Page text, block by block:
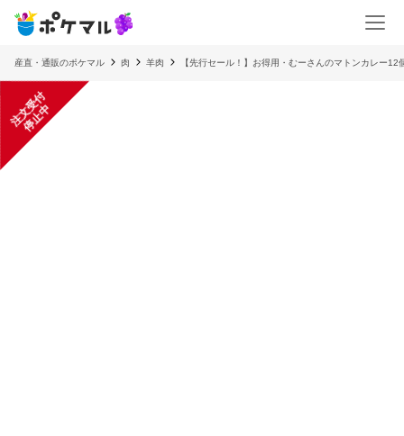
産直・通販のポケマル 肉 羊肉 【先行セール！】お得用・むーさんのマトンカレー12
注
文
受
付
停
止
中